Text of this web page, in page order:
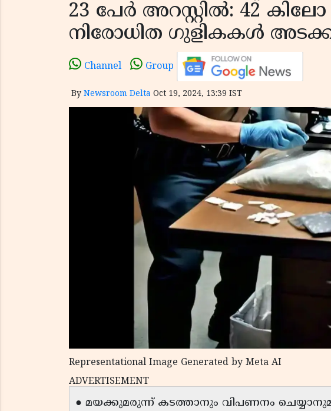
23 പേർ അറസ്റ്റിൽ: 42
നിരോധിത ഗുളികകൾ
Channel Group
By Newsroom Delta Oct 19, 2024, 13:39 IST
Representational Image Generated by Meta AI
ADVERTISEMENT
● മയക്കുമരുന്ന് കടത്താനും വിപണനം